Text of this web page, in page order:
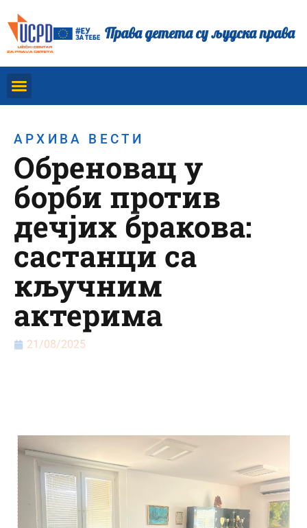
Права детета су људска права
АРХИВА ВЕСТИ
Обреновац у
борби против
дечјих бракова:
састанци са
кључним
актерима
21/08/2025